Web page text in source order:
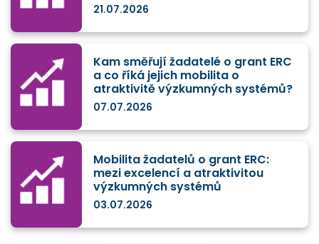
21.07.2026
Kam směřují žadatelé o grant ERC
a co říká jejich mobilita o
atraktivitě výzkumných systémů?
07.07.2026
Mobilita žadatelů o grant ERC:
mezi excelencí a atraktivitou
výzkumných systémů
03.07.2026